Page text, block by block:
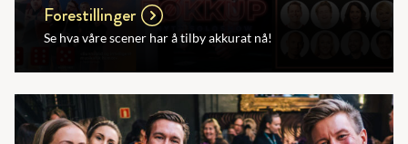
Forestillinger
Se hva våre scener har å tilby akkurat nå!